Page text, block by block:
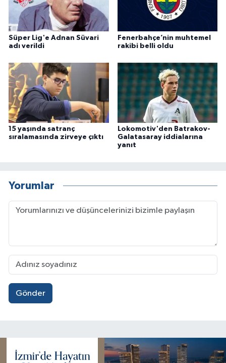
Süper Lig'e Adnan Süvari
adı verildi
Fenerbahçe’nin muhtemel
rakibi belli oldu
15 yaşında satranç
sıralamasında zirveye çıktı
Lokomotiv'den Batrakov-
Galatasaray iddialarına
yanıt
Yorumlar
Gönder